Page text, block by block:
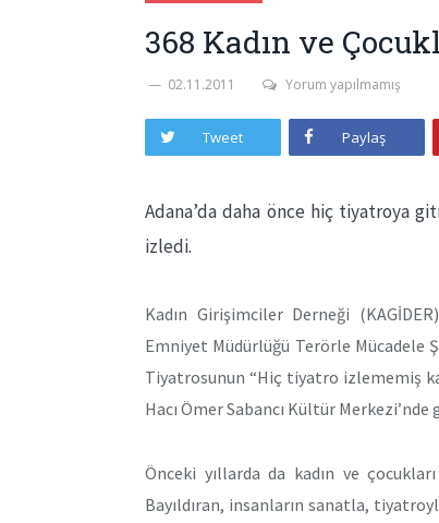
368 Kadın ve
02.11.2011 Yorum yapılmamış
Tweet Paylaş
Adana’da daha önce hiç tiyatroya
izledi.
Kadın Girişimciler Derneği
Emniyet Müdürlüğü Terörle
Tiyatrosunun “Hiç tiyatro izlememiş
Hacı Ömer Sabancı Kültür
Önceki yıllarda da kadın ve
Bayıldıran, insanların sanatla,